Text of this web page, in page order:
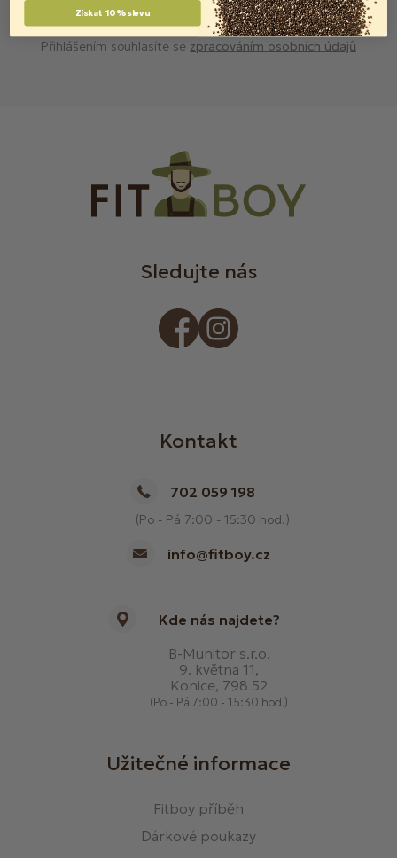
Přihlásit se
Přihlášením souhlasíte se zpracováním osobních údajů
Sledujte nás
Kontakt
702 059 198
(Po - Pá 7:00 - 15:30 hod.)
info@fitboy.cz
Kde nás najdete?
B-Munitor s.r.o.
9. května 11,
Konice, 798 52
(Po - Pá 7:00 - 15:30 hod.)
Užitečné informace
Fitboy příběh
Dárkové poukazy
Získat 10% slevu